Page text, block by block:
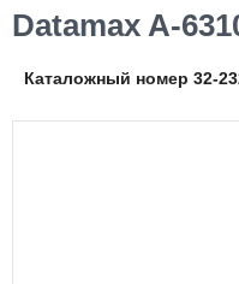
Datamax A-
Каталожный номер 32-